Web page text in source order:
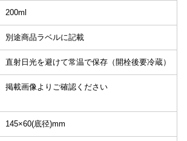
200ml
別途商品ラベルに記載
直射日光を避けて常温で保存（開栓後要冷蔵）
掲載画像よりご確認ください
145×60(底径)mm